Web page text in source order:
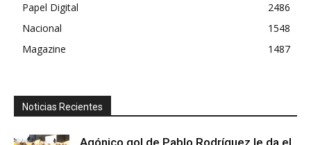
Papel Digital
2486
Nacional
1548
Magazine
1487
Noticias Recientes
Agónico gol de Pablo Rodríguez le da el